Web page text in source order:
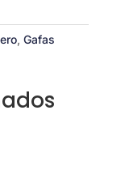
, Gafas